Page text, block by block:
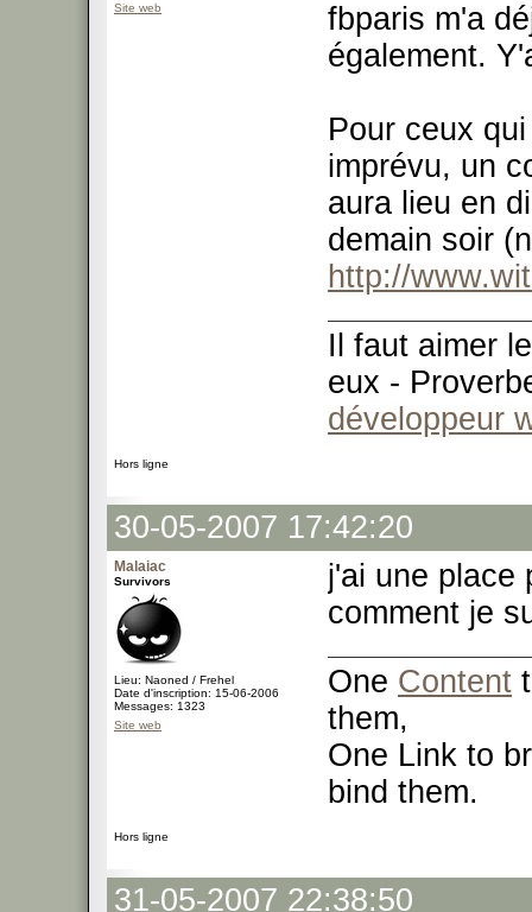
Site web
fbparis m'a
également.
Pour ceux
imprévu, un
aura lieu en
demain soir
http://
Il faut aimer
eux -
développeur
Hors ligne
30-05-2007 17:42:20
Malaiac
Survivors
Lieu: Naoned / Frehel
Date d'inscription: 15-06-2006
Messages: 1323
Site web
j'ai une place
comment je
One Content
them,
One Link to
bind them.
Hors ligne
31-05-2007 22:38:50